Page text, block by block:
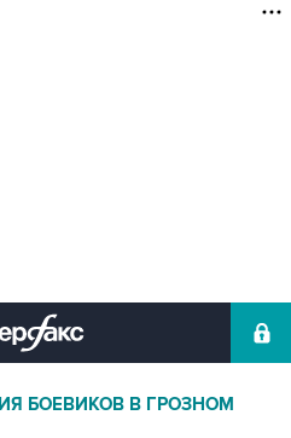
БОЕВИКОВ В ГРОЗНОМ